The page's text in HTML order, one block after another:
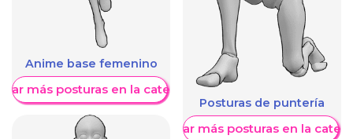
Anime base femenino
más posturas en la categoría
Posturas de puntería
Mostrar más posturas en la